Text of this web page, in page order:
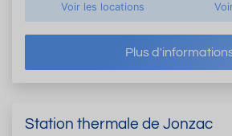
Voir les locations
Plus
Station thermale de Jonzac